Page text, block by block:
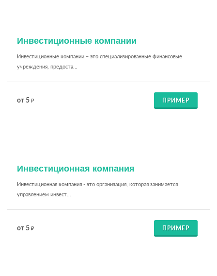
Инвестиционные компании
Инвестиционные компании – это специализированные финансовые
учреждения, предоста...
от 5 ₽ ПРИМЕР
Инвестиционная компания
Инвестиционная компания - это организация, которая занимается
управлением инвест...
от 5 ₽ ПРИМЕР